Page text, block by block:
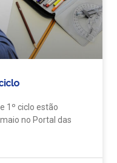
1º ciclo estão
no Portal das